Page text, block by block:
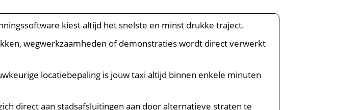
kiest altijd het snelste en minst drukke traject.
wegwerkzaamheden of demonstraties wordt direct verwerkt
locatiebepaling is jouw taxi altijd binnen enkele minuten
direct aan stadsafsluitingen aan door alternatieve straten te